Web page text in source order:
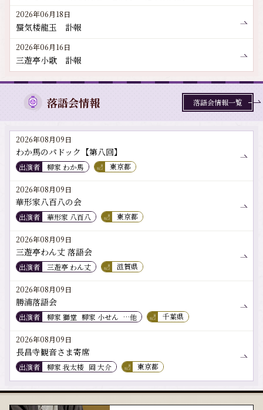
2026年06月18日
蜃気楼龍玉 訃報
2026年06月16日
三遊亭小歌 訃報
落語会情報
2026年08月09日
わか馬のパドック【第八回】
出演者 柳家 わか馬 東京都
2026年08月09日
華形家八百八の会
出演者 華形家 八百八 東京都
2026年08月09日
三遊亭わん丈 落語会
出演者 三遊亭 わん丈 滋賀県
2026年08月09日
勝浦落語会
出演者 柳家 獅堂 柳家 小せん …他 千葉県
2026年08月09日
長昌寺観音さま寄席
出演者 柳家 我太楼 岡 大介 東京都
落語会情報一覧